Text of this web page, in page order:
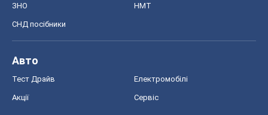
ЗНО НМТ
СНД посібники
Авто
Тест Драйв Електромобілі
Акції Сервіс